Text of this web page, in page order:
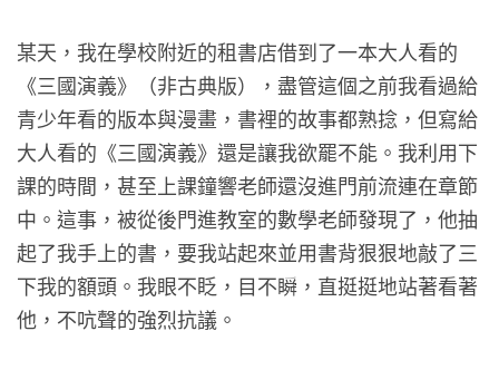
某天，我在學校附近的租書店借到了一本大人看的
《三國演義》（非古典版），盡管這個之前我看過給
青少年看的版本與漫畫，書裡的故事都熟捻，但寫給
大人看的《三國演義》還是讓我欲罷不能。我利用下
課的時間，甚至上課鐘響老師還沒進門前流連在章節
中。這事，被從後門進教室的數學老師發現了，他抽
起了我手上的書，要我站起來並用書背狠狠地敲了三
下我的額頭。我眼不眨，目不瞬，直挺挺地站著看著
他，不吭聲的強烈抗議。